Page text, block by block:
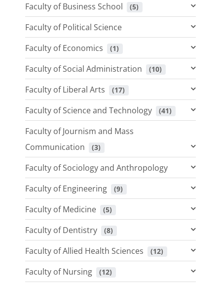
Faculty of Business School (5)
Faculty of Political Science
Faculty of Economics
(1)
Faculty of Social Administration (10)
Faculty of Liberal Arts (17)
Faculty of Science and Technology (41)
Faculty of Journism and Mass
Communication
(3)
Faculty of Sociology and Anthropology
Faculty of Engineering
(9)
Faculty of Medicine (5)
Faculty of Dentistry (8)
Faculty of Allied Health Sciences (12)
Faculty of Nursing (12)